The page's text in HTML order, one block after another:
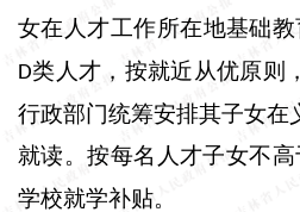
女在人才工作所在地基础教
D类人才，按就近从优原则
行政部门统筹安排其子女在
就读。按每名人才子女不高
学校就学补贴。